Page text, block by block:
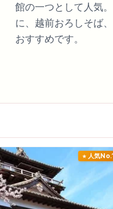
館の一つとして人気
に、越前おろしそば
おすすめです。
人気